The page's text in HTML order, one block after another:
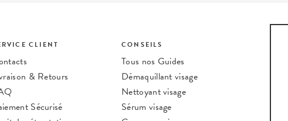
CLIENT
& Retours
Sécurisé
CONSEILS
Tous nos Guides
Démaquillant visage
Nettoyant visage
Sérum visage